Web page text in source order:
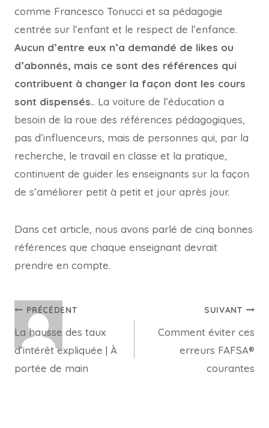
comme Francesco Tonucci et sa pédagogie
centrée sur l’enfant et le respect de l’enfance.
Aucun d’entre eux n’a demandé de likes ou
d’abonnés, mais ce sont des références qui
contribuent à changer la façon dont les cours
sont dispensés.. La voiture de l’éducation a
besoin de la roue des références pédagogiques,
pas d’influenceurs, mais de personnes qui, par la
recherche, le travail en classe et la pratique,
continuent de guider les enseignants sur la façon
de s’améliorer petit à petit et jour après jour.
Dans cet article, nous avons parlé de cinq bonnes
références que chaque enseignant devrait
prendre en compte.
Navigation
de
l’article
PRÉCÉDENT
La hausse des taux
d’intérêt expliquée | À
portée de main
SUIVANT
Comment éviter ces
erreurs FAFSA®
courantes